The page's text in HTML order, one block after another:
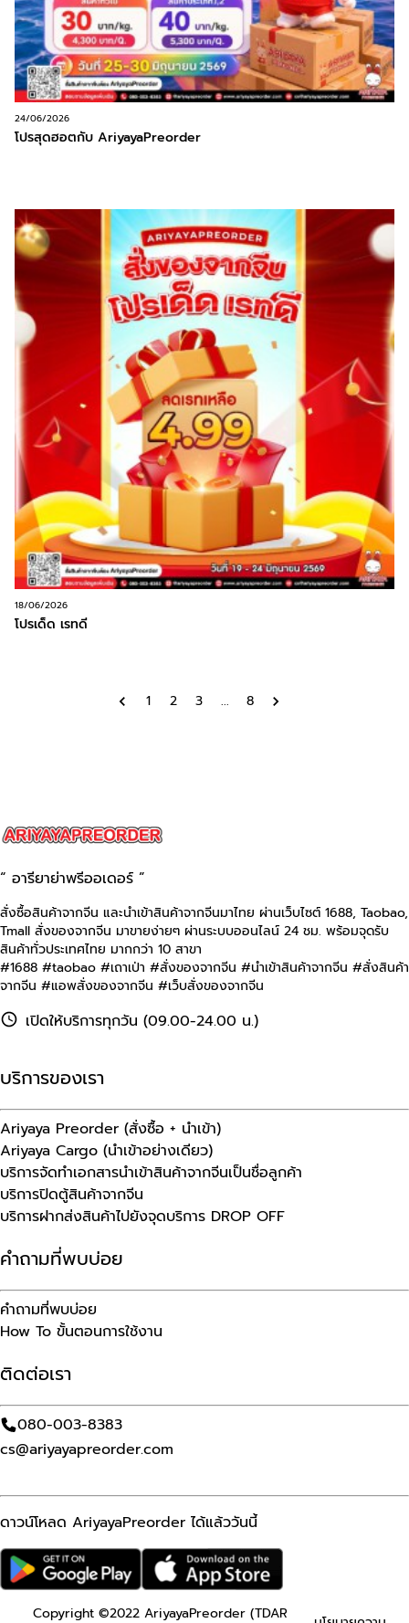
24/06/2026
โปรสุดฮอตกับ AriyayaPreorder
18/06/2026
โปรเด็ด เรทดี
1 2 3 ... 8
“ อารียาย่าพรีออเดอร์ ”
สั่งซื้อสินค้าจากจีน และนำเข้าสินค้าจากจีนมาไทย ผ่านเว็บไซต์ 1688, Taobao,
Tmall สั่งของจากจีน มาขายง่ายๆ ผ่านระบบออนไลน์ 24 ชม. พร้อมจุดรับ
สินค้าทั่วประเทศไทย มากกว่า 10 สาขา
#1688 #taobao #เถาเป่า #สั่งของจากจีน #นําเข้าสินค้าจากจีน #สั่งสินค้า
จากจีน #แอพสั่งของจากจีน #เว็บสั่งของจากจีน
เปิดให้บริการทุกวัน (09.00-24.00 น.)
บริการของเรา
Ariyaya Preorder (สั่งซื้อ + นำเข้า)
Ariyaya Cargo (นำเข้าอย่างเดียว)
บริการจัดทำเอกสารนำเข้าสินค้าจากจีนเป็นชื่อลูกค้า
บริการปิดตู้สินค้าจากจีน
บริการฝากส่งสินค้าไปยังจุดบริการ DROP OFF
คำถามที่พบบ่อย
คำถามที่พบบ่อย
How To ขั้นตอนการใช้งาน
ติดต่อเรา
080-003-8383
cs@ariyayapreorder.com
ดาวน์โหลด AriyayaPreorder ได้แล้ววันนี้
Copyright ©2022 AriyayaPreorder (TDAR